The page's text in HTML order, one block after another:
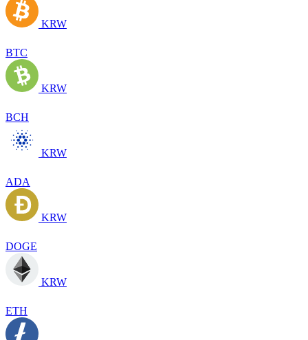
KRW
BTC
KRW
BCH
KRW
ADA
KRW
DOGE
KRW
ETH